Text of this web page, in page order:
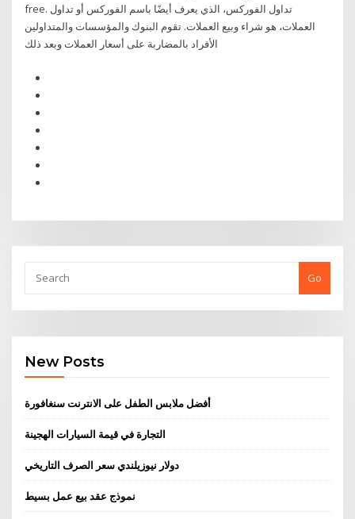
free. تداول الفوركس، الذي يعرف أيضًا باسم الفوركس أو تداول
العملات، هو شراء وبيع العملات. تقوم البنوك والمؤسسات والمتداولين
Go
New Posts
أفضل ملابس الطفل على الانترنت سنغافورة
التجارة في قيمة السيارات الهجينة
دولار نيوزيلندي سعر الصرف التاريخي
نموذج عقد بيع عمل بسيط